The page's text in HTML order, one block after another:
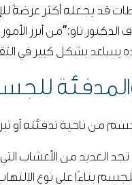
قد يجعله أكثر عرضةً
تاو:”من أبرز
بشكل كبير في
من ناحية تدفئته أو
العديد من الأعشاب
بناءًا على نوع